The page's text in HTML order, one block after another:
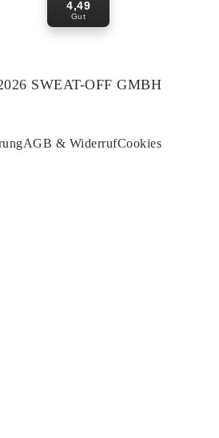
4,49
Gut
SWEAT-OFF GMBH
AGB & WiderrufCookies